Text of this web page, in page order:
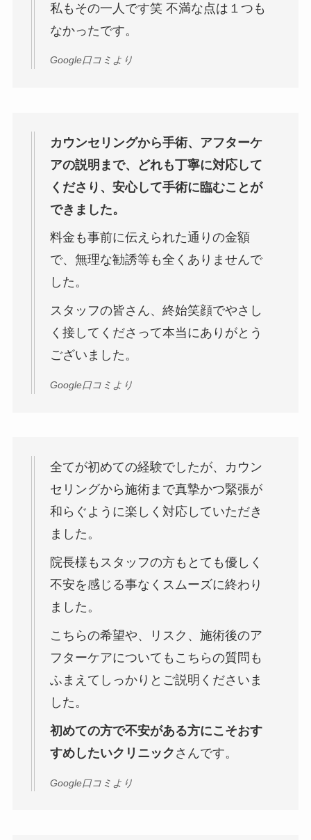
私もその一人です笑 不満な点は１つも
なかったです。
Google口コミより
カウンセリングから手術、アフターケ
アの説明まで、どれも丁寧に対応して
くださり、安心して手術に臨むことが
できました。
料金も事前に伝えられた通りの金額
で、無理な勧誘等も全くありませんで
した。
スタッフの皆さん、終始笑顔でやさし
く接してくださって本当にありがとう
ございました。
Google口コミより
全てが初めての経験でしたが、カウン
セリングから施術まで真摯かつ緊張が
和らぐように楽しく対応していただき
ました。
院長様もスタッフの方もとても優しく
不安を感じる事なくスムーズに終わり
ました。
こちらの希望や、リスク、施術後のア
フターケアについてもこちらの質問も
ふまえてしっかりとご説明くださいま
した。
初めての方で不安がある方にこそおす
すめしたいクリニック さんです。
Google口コミより